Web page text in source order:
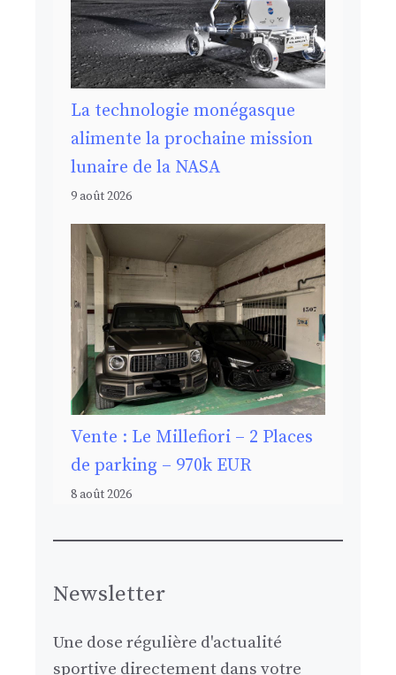
La technologie monégasque
alimente la prochaine mission
lunaire de la NASA
9 août 2026
Vente : Le Millefiori – 2 Places
de parking – 970k EUR
8 août 2026
Newsletter
Une dose régulière d'actualité
sportive directement dans votre